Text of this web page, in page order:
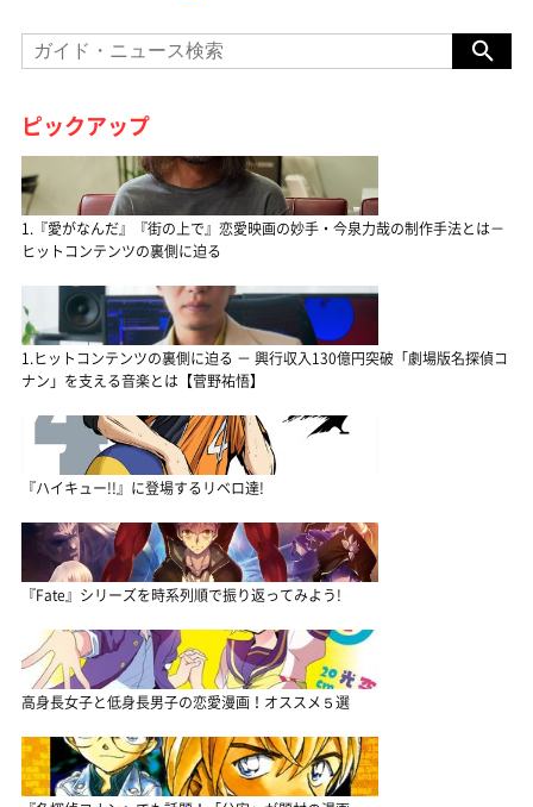
ピックアップ
1.『愛がなんだ』『街の上で』恋愛映画の妙手・今泉力哉の制作手法とは－
ヒットコンテンツの裏側に迫る
1.ヒットコンテンツの裏側に迫る － 興行収入130億円突破「劇場版名探偵コ
ナン」を支える音楽とは【菅野祐悟】
『ハイキュー!!』に登場するリベロ達!
『Fate』シリーズを時系列順で振り返ってみよう!
高身長女子と低身長男子の恋愛漫画！オススメ５選